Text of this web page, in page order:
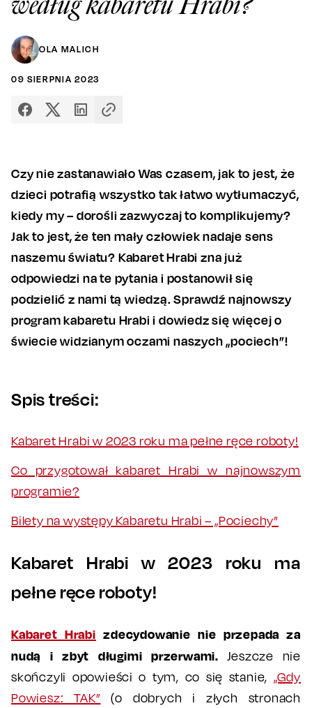
OLA MALICH
09 SIERPNIA 2023
Czy nie zastanawiało Was czasem, jak to jest, że
dzieci potrafią wszystko tak łatwo wytłumaczyć,
kiedy my – dorośli zazwyczaj to komplikujemy?
Jak to jest, że ten mały człowiek nadaje sens
naszemu światu? Kabaret Hrabi zna już
odpowiedzi na te pytania i postanowił się
podzielić z nami tą wiedzą. Sprawdź najnowszy
program kabaretu Hrabi i dowiedz się więcej o
świecie widzianym oczami naszych „pociech”!
Spis treści:
Kabaret Hrabi w 2023 roku ma pełne ręce roboty!
Co przygotował kabaret Hrabi w najnowszym
programie?
Bilety na występy Kabaretu Hrabi – „Pociechy”
Kabaret Hrabi w 2023 roku ma
pełne ręce roboty!
Kabaret Hrabi zdecydowanie nie przepada za
nudą i zbyt długimi przerwami. Jeszcze nie
skończyli opowieści o tym, co się stanie, „Gdy
Powiesz: TAK” (o dobrych i złych stronach